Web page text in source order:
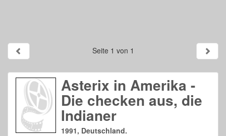
Seite 1 von 1
Asterix in Amerika -
Die checken aus, die
Indianer
1991, Deutschland.